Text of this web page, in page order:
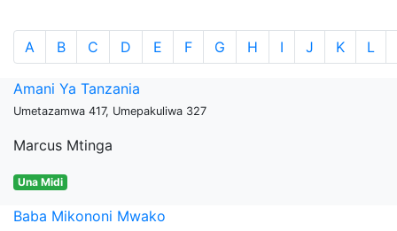
A B C D E F G H I J K L
Amani Ya Tanzania
Umetazamwa 417, Umepakuliwa 327
Marcus Mtinga
Una Midi
Baba Mikononi Mwako